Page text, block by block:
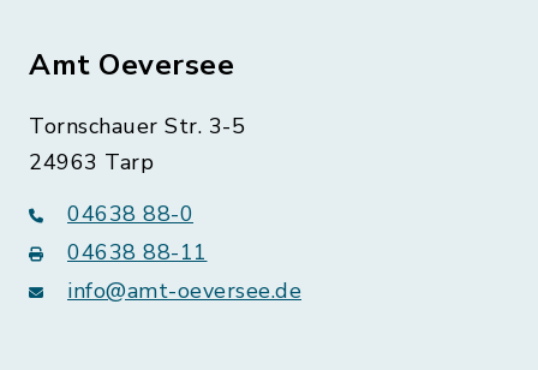
Amt Oeversee
Tornschauer Str. 3-5
24963 Tarp
04638 88-0
04638 88-11
info@amt-oeversee.de